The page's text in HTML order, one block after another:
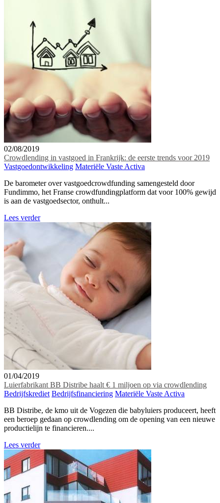
02/08/2019
Crowdlending in vastgoed in Frankrijk: de eerste trends voor 2019
Vastgoedontwikkeling Materiële Vaste Activa
De barometer over vastgoedcrowdfunding samengesteld door
Fundimmo, het Franse crowdfundingplatform dat voor 100% gewijd
is aan de vastgoedsector, onthult...
Lees verder
01/04/2019
Luierfabrikant BB Distribe haalt € 1 miljoen op via crowdlending
Bedrijfskrediet Bedrijfsfinanciering Materiële Vaste Activa
BB Distribe, de kmo uit de Vogezen die babyluiers produceert, heeft
een beroep gedaan op crowdlending om de opening van een nieuwe
productielijn te financieren....
Lees verder